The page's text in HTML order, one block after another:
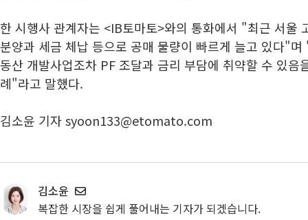
한 시행사 관계자는 <IB토마토>와의 통화에서 "최근 서울
분양과 세금 체납 등으로 공매 물량이 빠르게 늘고 있다"
동산 개발사업조차 PF 조달과 금리 부담에 취약할 수 있음
례"라고 말했다.
김소윤 기자 syoon133@etomato.com
김소윤
복잡한 시장을 쉽게 풀어내는 기자가 되겠습니다.